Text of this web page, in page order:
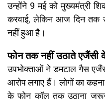
उन्होंने 9 मई को मुख्यमंत्री
करवाई, लेकिन आज दिन तक
नहीं हुआ है।
फोन तक नहीं उठाते एजैंसी
उपभोक्ताओं ने डमटाल गैस
आरोप लगाए हैं। लोगों का
के फोन कॉल तक उठाना